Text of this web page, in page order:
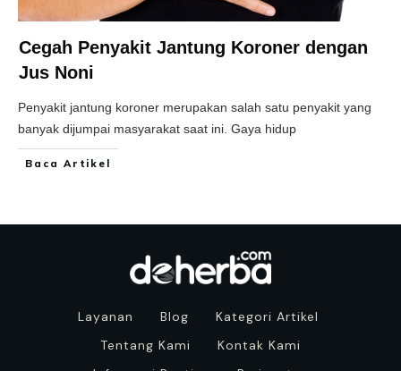
Cegah Penyakit Jantung Koroner dengan
Jus Noni
Penyakit jantung koroner merupakan salah satu penyakit yang
banyak dijumpai masyarakat saat ini. Gaya hidup
Baca Artikel
Layanan Blog
Kategori Artikel
Tentang Kami
Kontak Kami